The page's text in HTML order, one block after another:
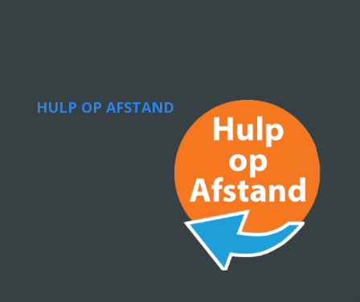
HULP OP AFSTAND